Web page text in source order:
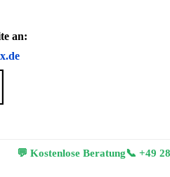
an:
💬 Kostenlose Beratung📞 +49